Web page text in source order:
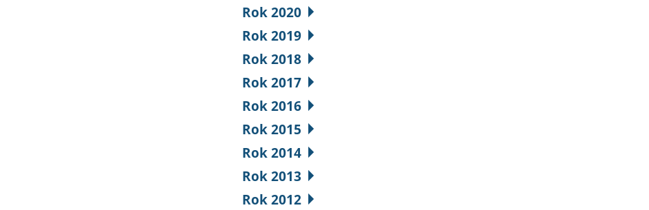
Rok 2020
Rok 2019
Rok 2018
Rok 2017
Rok 2016
Rok 2015
Rok 2014
Rok 2013
Rok 2012